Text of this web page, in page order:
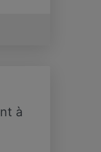
à